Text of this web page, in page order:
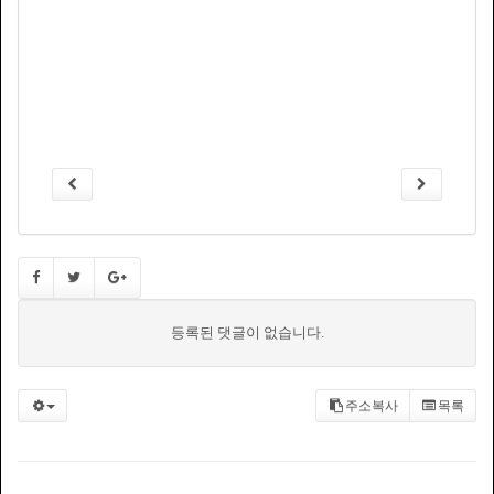
등록된 댓글이 없습니다.
주소복사 목록